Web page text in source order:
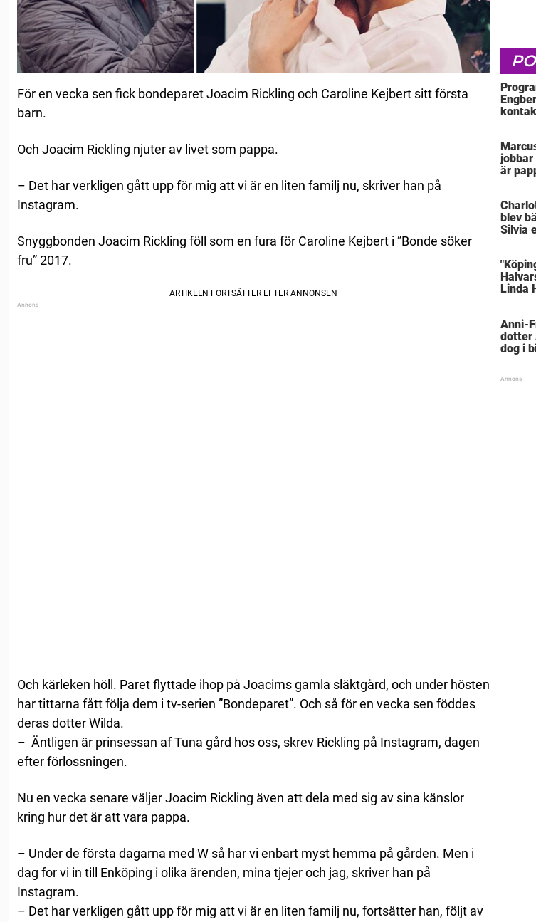
För en vecka sen fick bondeparet Joacim Rickling och Caroline Kejbert sitt första
barn.
Och Joacim Rickling njuter av livet som pappa.
– Det har verkligen gått upp för mig att vi är en liten familj nu, skriver han på
Instagram.
Snyggbonden Joacim Rickling föll som en fura för Caroline Kejbert i ”Bonde söker
fru” 2017.
Och kärleken höll. Paret flyttade ihop på Joacims gamla släktgård, och under hösten
har tittarna fått följa dem i tv-serien ”Bondeparet”. Och så för en vecka sen föddes
deras dotter Wilda.
– Äntligen är prinsessan af Tuna gård hos oss, skrev Rickling på Instagram, dagen
efter förlossningen.
Nu en vecka senare väljer Joacim Rickling även att dela med sig av sina känslor
kring hur det är att vara pappa.
– Under de första dagarna med W så har vi enbart myst hemma på gården. Men i
dag for vi in till Enköping i olika ärenden, mina tjejer och jag, skriver han på
Instagram.
– Det har verkligen gått upp för mig att vi är en liten familj nu, fortsätter han, följt av
jobbar
är
blev
Silvia
Linda
Anni-
dotter
dog i